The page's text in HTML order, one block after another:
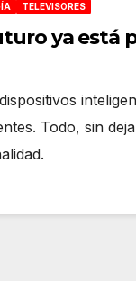
TELEVISORES
ya está
Todo, sin